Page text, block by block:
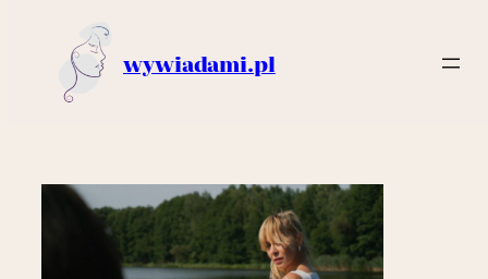
Przejdź
wywiadami.pl